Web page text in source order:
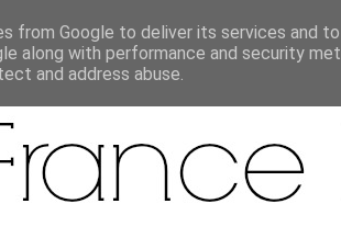
from Google to deliver its services and
along with performance and security
and address abuse.